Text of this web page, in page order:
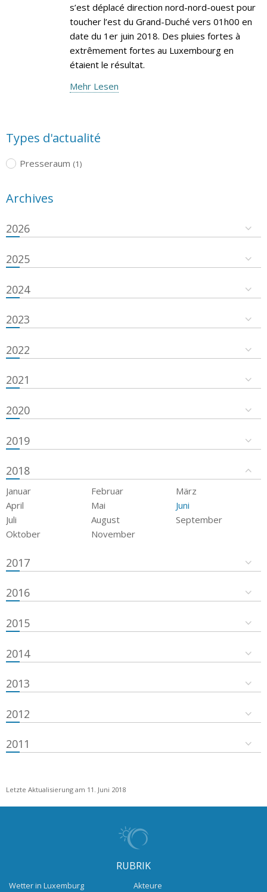
s’est déplacé direction nord-nord-ouest pour
toucher l’est du Grand-Duché vers 01h00 en
date du 1er juin 2018. Des pluies fortes à
extrêmement fortes au Luxembourg en
étaient le résultat.
Mehr Lesen
Types d'actualité
Presseraum (1)
Archives
2026
2025
2024
2023
2022
2021
2020
2019
2018
Januar Februar
März
April
Mai
Juni
Juli
August
September
Oktober
November
2017
2016
2015
2014
2013
2012
2011
Letzte Aktualisierung am 11. Juni 2018
RUBRIK
Wetter in Luxemburg
Akteure